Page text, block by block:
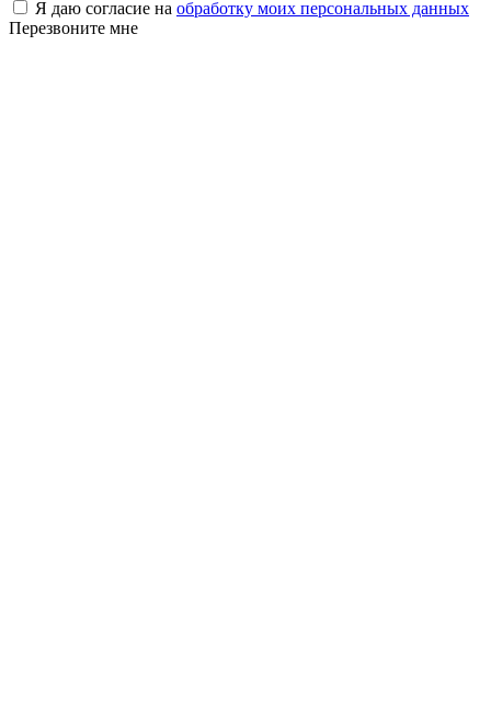
Я даю согласие на обработку моих персональных данных
Перезвоните мне